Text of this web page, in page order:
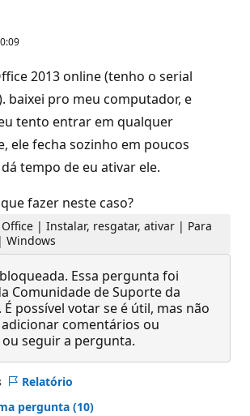
2013 online (tenho o serial
baixei pro meu computador, e
tento entrar em qualquer
ele fecha sozinho em poucos
tempo de eu ativar ele.
fazer neste caso?
| Instalar, resgatar, ativar | Para
Windows
Essa pergunta foi
Comunidade de Suporte da
possível votar se é útil, mas não
adicionar comentários ou
seguir a pergunta.
Relatório
pergunta (10)